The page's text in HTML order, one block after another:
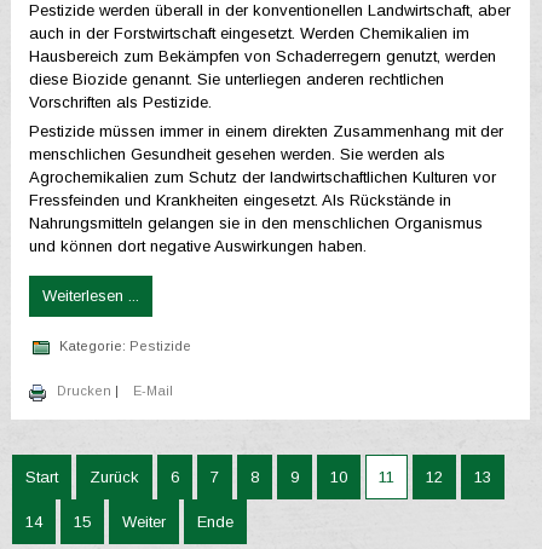
Pestizide werden überall in der konventionellen Landwirtschaft, aber
auch in der Forstwirtschaft eingesetzt. Werden Chemikalien im
Hausbereich zum Bekämpfen von Schaderregern genutzt, werden
diese Biozide genannt. Sie unterliegen anderen rechtlichen
Vorschriften als Pestizide.
Pestizide müssen immer in einem direkten Zusammenhang mit der
menschlichen Gesundheit gesehen werden. Sie werden als
Agrochemikalien zum Schutz der landwirtschaftlichen Kulturen vor
Fressfeinden und Krankheiten eingesetzt. Als Rückstände in
Nahrungsmitteln gelangen sie in den menschlichen Organismus
und können dort negative Auswirkungen haben.
Weiterlesen ...
Kategorie: Pestizide
Drucken E-Mail
Start Zurück 6 7 8 9 10 11 12 13
14 15 Weiter Ende